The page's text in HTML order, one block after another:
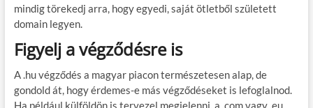
mindig törekedj arra, hogy egyedi, saját ötletből született
domain legyen.
Figyelj a végződésre is
A .hu végződés a magyar piacon természetesen alap, de
gondold át, hogy érdemes-e más végződéseket is lefoglalnod.